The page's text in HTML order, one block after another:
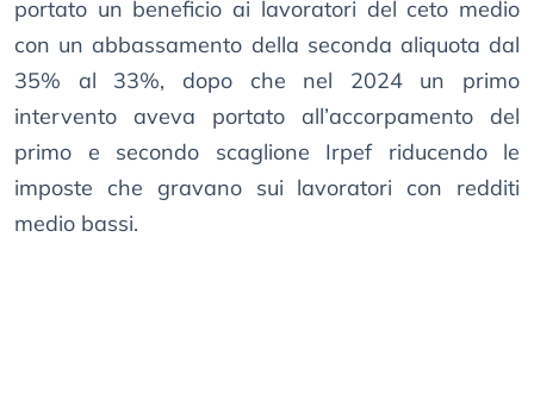
portato un beneficio ai lavoratori del ceto medio
con un abbassamento della seconda aliquota dal
35% al 33%, dopo che nel 2024 un primo
intervento aveva portato all’accorpamento del
primo e secondo scaglione Irpef riducendo le
imposte che gravano sui lavoratori con redditi
medio bassi.